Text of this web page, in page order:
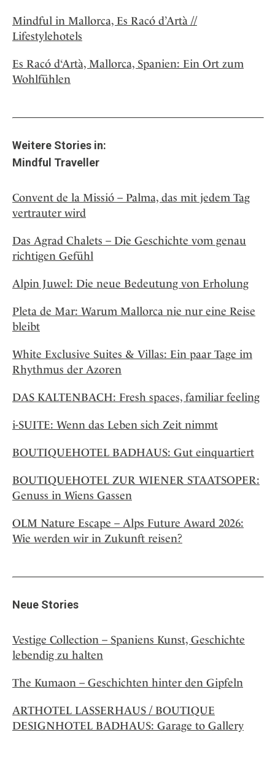
Mindful in Mallorca, Es Racó d’Artà //
Lifestylehotels
Es Racó d‘Artà, Mallorca, Spanien: Ein Ort zum
Wohlfühlen
Weitere Stories in:
Mindful Traveller
Convent de la Missió – Palma, das mit jedem Tag
vertrauter wird
Das Agrad Chalets – Die Geschichte vom genau
richtigen Gefühl
Alpin Juwel: Die neue Bedeutung von Erholung
Pleta de Mar: Warum Mallorca nie nur eine Reise
bleibt
White Exclusive Suites & Villas: Ein paar Tage im
Rhythmus der Azoren
DAS KALTENBACH: Fresh spaces, familiar feeling
i-SUITE: Wenn das Leben sich Zeit nimmt
BOUTIQUEHOTEL BADHAUS: Gut einquartiert
BOUTIQUEHOTEL ZUR WIENER STAATSOPER:
Genuss in Wiens Gassen
OLM Nature Escape – Alps Future Award 2026:
Wie werden wir in Zukunft reisen?
Neue Stories
Vestige Collection – Spaniens Kunst, Geschichte
lebendig zu halten
The Kumaon – Geschichten hinter den Gipfeln
ARTHOTEL LASSERHAUS / BOUTIQUE
DESIGNHOTEL BADHAUS: Garage to Gallery